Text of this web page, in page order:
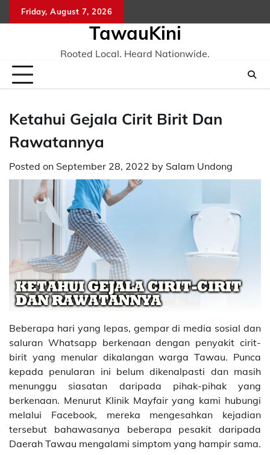
to
Friday, August 7, 2026
TawauKini
Rooted Local. Heard Nationwide.
Ketahui Gejala Cirit Birit Dan
Rawatannya
Posted on September 28, 2022 by Salam Undong
Beberapa hari yang lepas, gempar di media sosial dan
saluran Whatsapp berkenaan dengan penyakit cirit-
birit yang menular dikalangan warga Tawau. Punca
kepada penularan ini belum dikenalpasti dan masih
menunggu siasatan daripada pihak-pihak yang
berkenaan. Menurut Klinik Mayfair yang kami hubungi
melalui Facebook, mereka mengesahkan kejadian
tersebut bahawasanya beberapa pesakit daripada
Daerah Tawau mengalami simptom yang hampir sama.